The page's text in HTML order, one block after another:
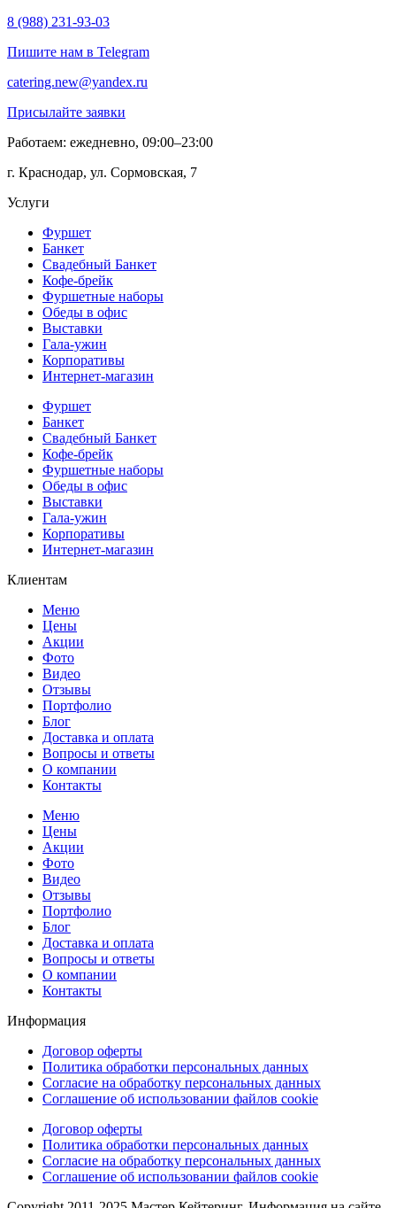
8 (988) 231-93-03
Пишите нам в Telegram
catering.new@yandex.ru
Присылайте заявки
Работаем: ежедневно, 09:00–23:00
г. Краснодар, ул. Сормовская, 7
Услуги
Фуршет
Банкет
Свадебный Банкет
Кофе-брейк
Фуршетные наборы
Обеды в офис
Выставки
Гала-ужин
Корпоративы
Интернет-магазин
Фуршет
Банкет
Свадебный Банкет
Кофе-брейк
Фуршетные наборы
Обеды в офис
Выставки
Гала-ужин
Корпоративы
Интернет-магазин
Клиентам
Меню
Цены
Акции
Фото
Видео
Отзывы
Портфолио
Блог
Доставка и оплата
Вопросы и ответы
О компании
Контакты
Меню
Цены
Акции
Фото
Видео
Отзывы
Портфолио
Блог
Доставка и оплата
Вопросы и ответы
О компании
Контакты
Информация
Договор оферты
Политика обработки персональных данных
Согласие на обработку персональных данных
Соглашение об использовании файлов cookie
Договор оферты
Политика обработки персональных данных
Согласие на обработку персональных данных
Соглашение об использовании файлов cookie